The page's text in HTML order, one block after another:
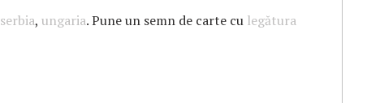
serbia, ungaria. Pune un semn de carte cu legătura